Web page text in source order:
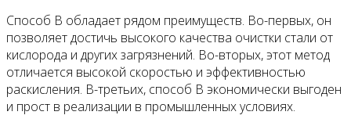
Способ B обладает рядом преимуществ. Во-первых, он
позволяет достичь высокого качества очистки стали от
кислорода и других загрязнений. Во-вторых, этот метод
отличается высокой скоростью и эффективностью
раскисления. В-третьих, способ B экономически выгоден
и прост в реализации в промышленных условиях.